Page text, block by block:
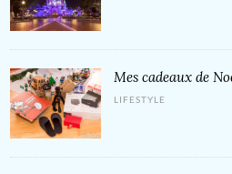
Mes cadeaux de
LIFESTYLE